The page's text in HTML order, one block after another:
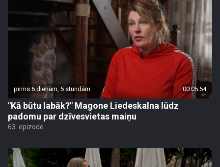
pirms 6 dienām, 5 stundām 00:05:54
"Kā būtu labāk?" Magone Liedeskalna lūdz
padomu par dzīvesvietas maiņu
63. epizode